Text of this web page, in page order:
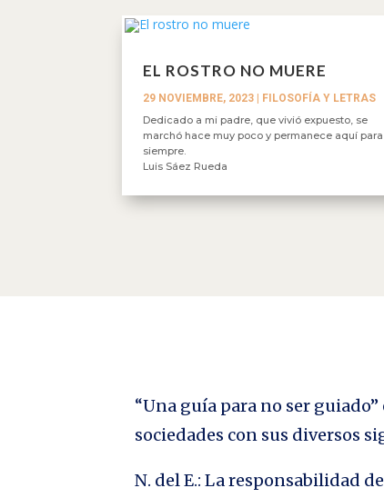
EL ROSTRO NO MUERE
29 NOVIEMBRE, 2023
FILOSOFÍA Y LETRAS
Dedicado a mi padre, que vivió expuesto, se
marchó hace muy poco y permanece aquí para
siempre.
Luis Sáez Rueda
“Una guía para no ser
sociedades con sus diversos
N. del E.: La responsabilidad